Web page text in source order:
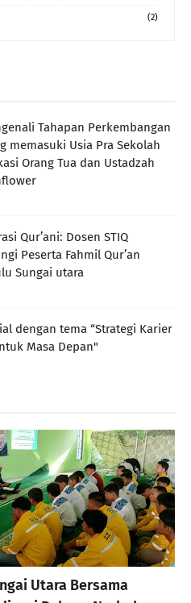
(2)
Tahapan Perkembangan
memasuki Usia Pra Sekolah
Orang Tua dan Ustadzah
Qur’ani: Dosen STIQ
Peserta Fahmil Qur’an
Sungai utara
dengan tema “Strategi Karier
Masa Depan"
Utara Bersama